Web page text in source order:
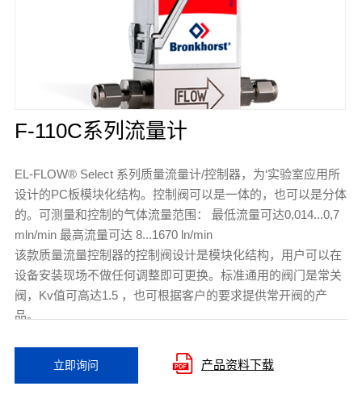
F-110C系列流量计
EL-FLOW® Select 系列质量流量计/控制器，为‘实验室应用所
设计的PC板模块化结构。控制阀可以是一体的，也可以是分体
的。可测量和控制的气体流量范围： 最低流量可达0,014...0,7
mln/min 最高流量可达 8...1670 ln/min
该款质量流量控制器的控制阀设计是模块化结构，用户可以在
设备安装现场不做任何调整即可更换。标准通用的阀门是常关
阀，Kv值可高达1.5 ，也可根据客户的要求提供常开阀的产
品。
立即询问 产品资料下载